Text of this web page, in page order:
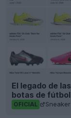
El legado de
botas de fútbol
OFICIAL